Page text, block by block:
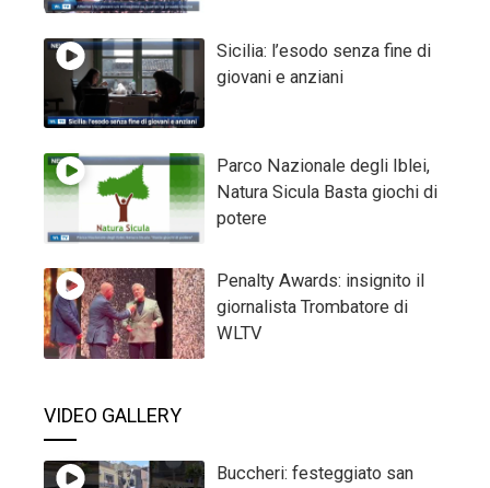
Sicilia: l’esodo senza fine di
giovani e anziani
Parco Nazionale degli Iblei,
Natura Sicula Basta giochi di
potere
Penalty Awards: insignito il
giornalista Trombatore di
WLTV
VIDEO GALLERY
Buccheri: festeggiato san